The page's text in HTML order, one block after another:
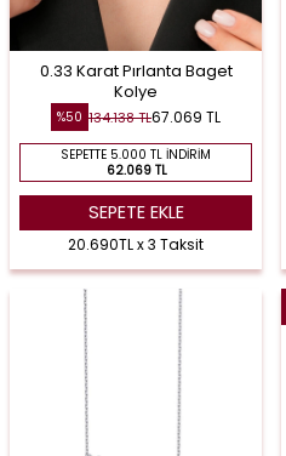
0.33 Karat Pırlanta Baget
Kolye
%50 134.138TL67.069 TL
SEPETTE 5.000 TL İNDIRIM
62.069 TL
SEPETE EKLE
20.690TL x 3 Taksit